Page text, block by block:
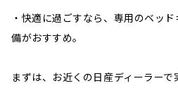
・快適に過ごすなら、専用のベッ
備がおすすめ。
まずは、お近くの日産ディーラー